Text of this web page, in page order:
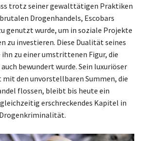
trotz seiner gewalttätigen Praktiken
Drogenhandels, Escobars
genutzt wurde, um in soziale Projekte
zu investieren. Diese Dualität seines
zu einer umstrittenen Figur, die
bewundert wurde. Sein luxuriöser
den unvorstellbaren Summen, die
flossen, bleibt bis heute ein
erschreckendes Kapitel in